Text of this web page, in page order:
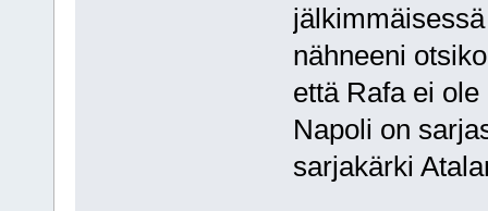
nähneeni
että Rafa ei
Napoli on
sarjakärki